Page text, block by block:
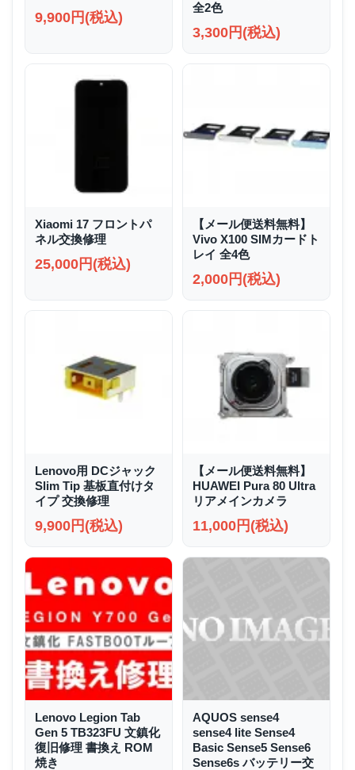
9,900円(税込)
全2色
3,300円(税込)
Xiaomi 17 フロントパ
ネル交換修理
25,000円(税込)
【メール便送料無料】
Vivo X100 SIMカードト
レイ 全4色
2,000円(税込)
Lenovo用 DCジャック
Slim Tip 基板直付けタ
イプ 交換修理
9,900円(税込)
【メール便送料無料】
HUAWEI Pura 80 Ultra
リアメインカメラ
11,000円(税込)
Lenovo Legion Tab
Gen 5 TB323FU 文鎮化
復旧修理 書換え ROM
焼き
AQUOS sense4
sense4 lite Sense4
Basic Sense5 Sense6
Sense6s バッテリー交